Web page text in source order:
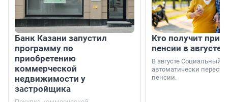
Банк Казани запустил
программу по
приобретению
коммерческой
недвижимости у
застройщика
Кто получит
пенсии в августе
В августе Социальный
автоматически
пенсии.